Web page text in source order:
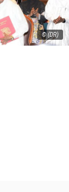
© (DR)